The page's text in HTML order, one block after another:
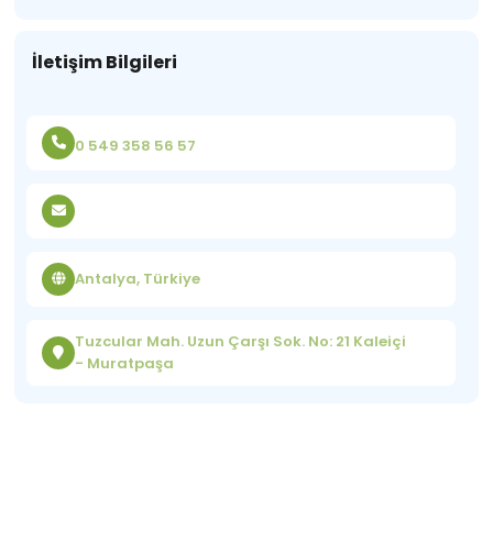
İletişim Bilgileri
0 549 358 56 57
Antalya, Türkiye
Tuzcular Mah. Uzun Çarşı Sok. No: 21 Kaleiçi
- Muratpaşa